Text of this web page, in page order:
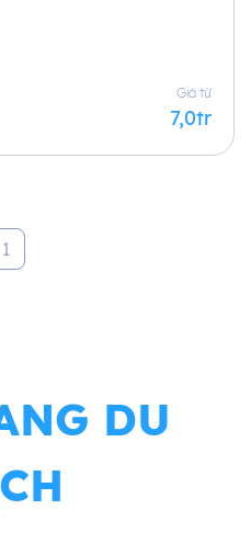
Giá từ
7,0tr
1
DU